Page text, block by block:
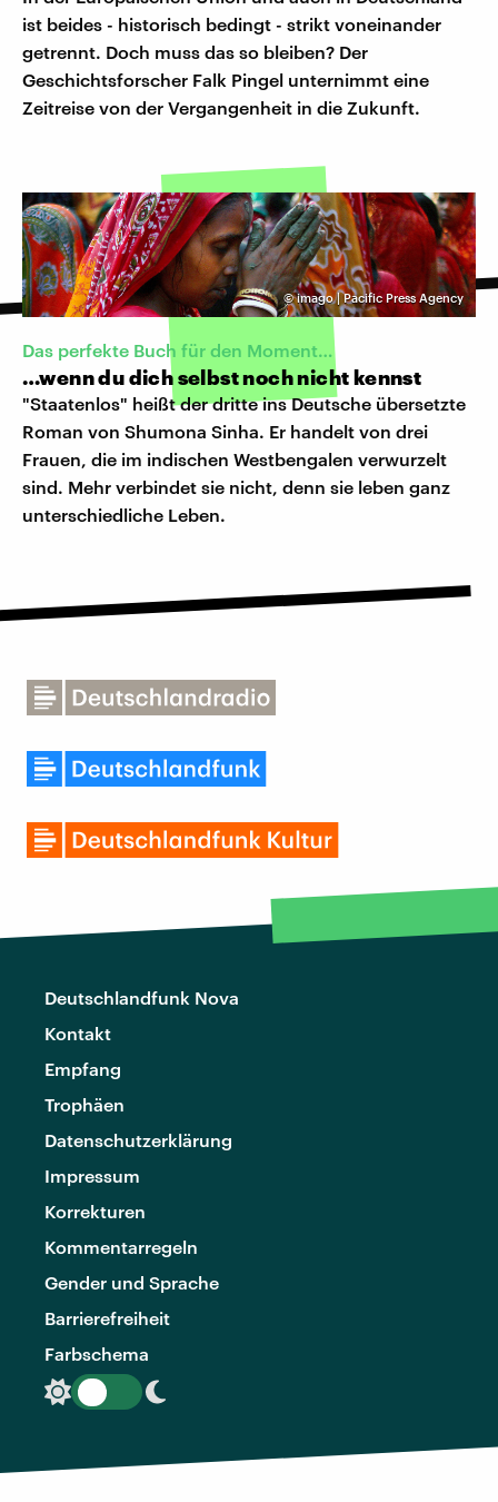
ist beides - historisch bedingt - strikt voneinander
getrennt. Doch muss das so bleiben? Der
Geschichtsforscher Falk Pingel unternimmt eine
Zeitreise von der Vergangenheit in die Zukunft.
©imago | Pacific Press Agency
Das perfekte Buch für den Moment…
…wenn du dich selbst noch nicht kennst
"Staatenlos" heißt der dritte ins Deutsche übersetzte
Roman von Shumona Sinha. Er handelt von drei
Frauen, die im indischen Westbengalen verwurzelt
sind. Mehr verbindet sie nicht, denn sie leben ganz
unterschiedliche Leben.
Deutschlandfunk Nova
Kontakt
Empfang
Trophäen
Datenschutzerklärung
Impressum
Korrekturen
Kommentarregeln
Gender und Sprache
Barrierefreiheit
Farbschema